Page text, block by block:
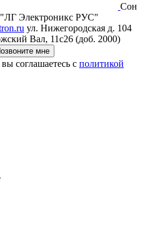
Сон
Электроникс РУС"
ул. Нижегородская д. 104
Вал, 11с26 (доб. 2000)
мне
соглашаетесь с политикой